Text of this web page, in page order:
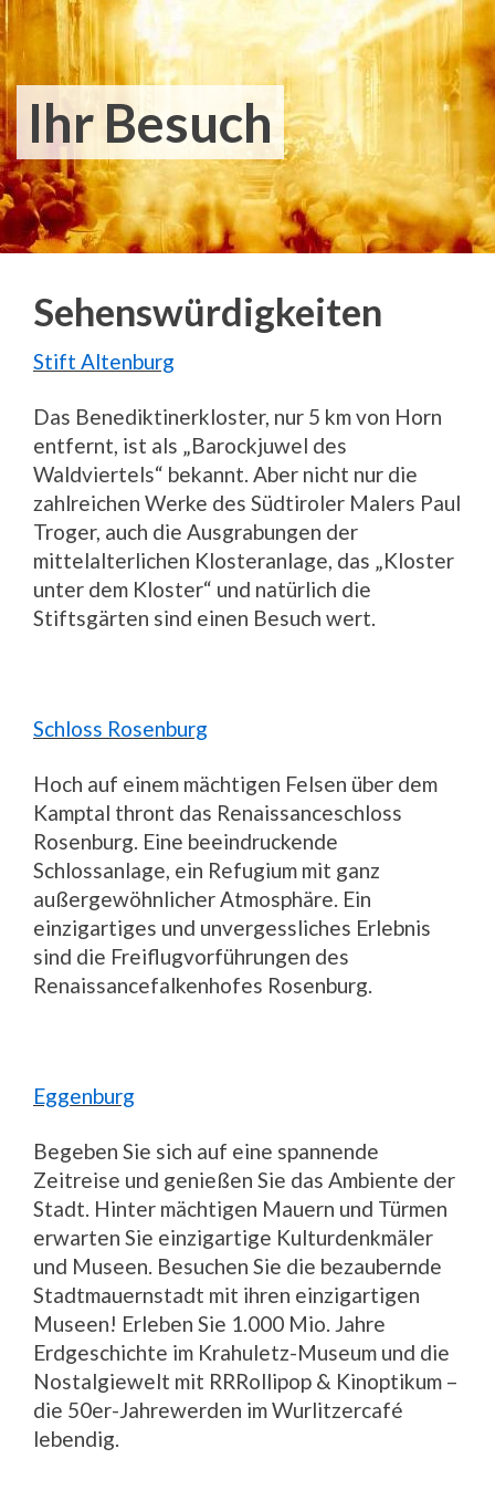
Ihr Besuch
Sehenswürdigkeiten
Stift Altenburg
Das Benediktinerkloster, nur 5 km von Horn
entfernt, ist als „Barockjuwel des
Waldviertels“ bekannt. Aber nicht nur die
zahlreichen Werke des Südtiroler Malers Paul
Troger, auch die Ausgrabungen der
mittelalterlichen Klosteranlage, das „Kloster
unter dem Kloster“ und natürlich die
Stiftsgärten sind einen Besuch wert.
Schloss Rosenburg
Hoch auf einem mächtigen Felsen über dem
Kamptal thront das Renaissanceschloss
Rosenburg. Eine beeindruckende
Schlossanlage, ein Refugium mit ganz
außergewöhnlicher Atmosphäre. Ein
einzigartiges und unvergessliches Erlebnis
sind die Freiflugvorführungen des
Renaissancefalkenhofes Rosenburg.
Eggenburg
Begeben Sie sich auf eine spannende
Zeitreise und genießen Sie das Ambiente der
Stadt. Hinter mächtigen Mauern und Türmen
erwarten Sie einzigartige Kulturdenkmäler
und Museen. Besuchen Sie die bezaubernde
Stadtmauernstadt mit ihren einzigartigen
Museen! Erleben Sie 1.000 Mio. Jahre
Erdgeschichte im Krahuletz-Museum und die
Nostalgiewelt mit RRRollipop & Kinoptikum –
die 50er-Jahrewerden im Wurlitzercafé
lebendig.